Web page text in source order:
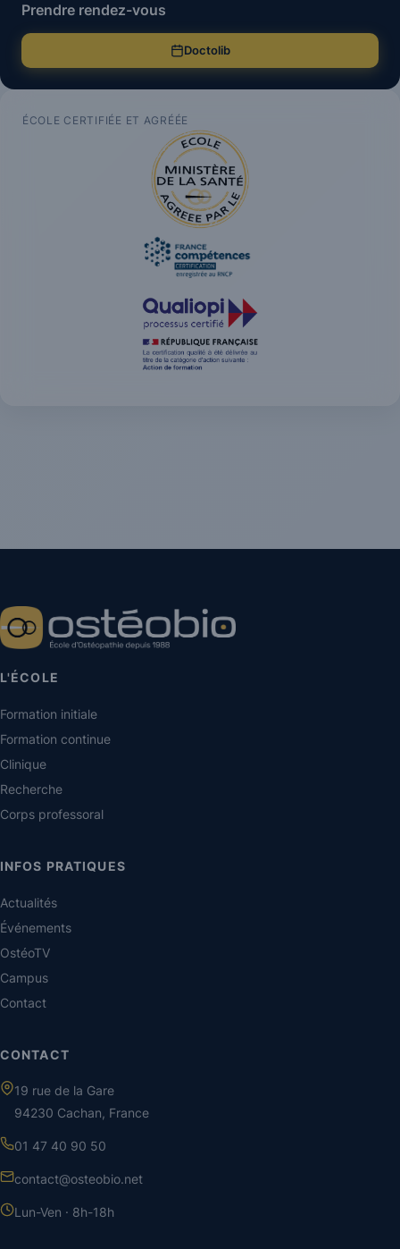
Prendre rendez-vous
Doctolib
ÉCOLE CERTIFIÉE ET AGRÉÉE
L'ÉCOLE
Formation initiale
Formation continue
Clinique
Recherche
Corps professoral
INFOS PRATIQUES
Actualités
Événements
OstéoTV
Campus
Contact
CONTACT
19 rue de la Gare
94230 Cachan, France
01 47 40 90 50
contact@osteobio.net
Lun-Ven · 8h-18h